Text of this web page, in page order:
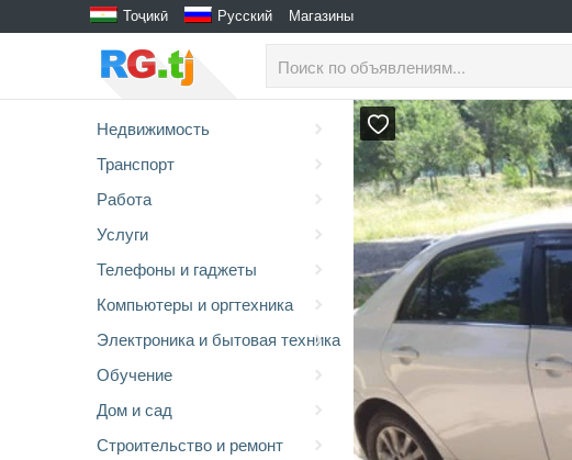
Тоҷикӣ Русский Магазины
Недвижимость
Транспорт
Работа
Услуги
Телефоны и гаджеты
Компьютеры и оргтехника
Электроника и бытовая техника
Обучение
Дом и сад
Строительство и ремонт